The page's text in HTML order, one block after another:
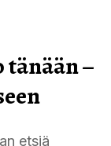
–
etsiä